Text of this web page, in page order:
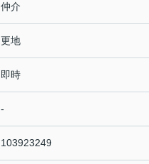
仲介
更地
即時
-
103923249